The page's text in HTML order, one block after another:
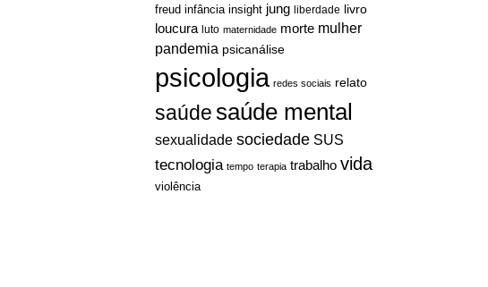
freud infância insight jung liberdade livro
loucura luto maternidade morte mulher
pandemia psicanálise
psicologia redes sociais relato
saúdesaúde mental
sexualidade sociedade SUS
tecnologia tempo terapia trabalho vida
violência